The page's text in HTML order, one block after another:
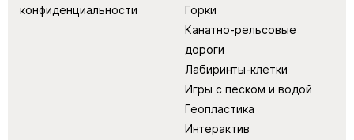
конфиденциальности
Горки
Канатно-рельсовые
дороги
Лабиринты-клетки
Игры с песком и водой
Геопластика
Интерактив